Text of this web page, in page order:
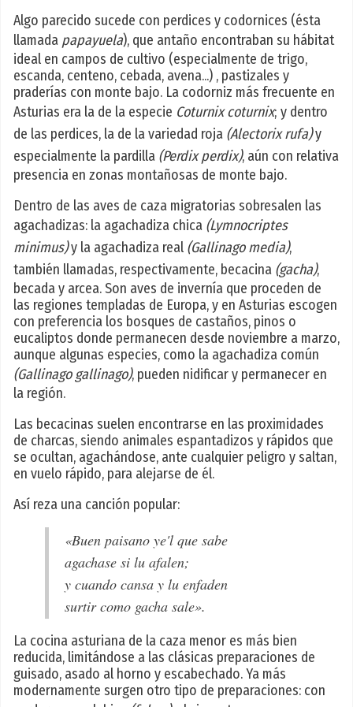
Algo parecido sucede con perdices y codornices (ésta
llamada papayuela), que antaño encontraban su hábitat
ideal en campos de cultivo (especialmente de trigo,
escanda, centeno, cebada, avena...) , pastizales y
praderías con monte bajo. La codorniz más frecuente en
Asturias era la de la especie Coturnix coturnix; y dentro
de las perdices, la de la variedad roja (Alectorix rufa)y
especialmente la pardilla (Perdix perdix), aún con relativa
presencia en zonas montañosas de monte bajo.
Dentro de las aves de caza migratorias sobresalen las
agachadizas: la agachadiza chica (Lymnocriptes
minimus)y la agachadiza real (Gallinago media),
también llamadas, respectivamente, becacina (gacha),
becada y arcea. Son aves de invernía que proceden de
las regiones templadas de Europa, y en Asturias escogen
con preferencia los bosques de castaños, pinos o
eucaliptos donde permanecen desde noviembre a marzo,
aunque algunas especies, como la agachadiza común
(Gallinago gallinago), pueden nidificar y permanecer en
la región.
Las becacinas suelen encontrarse en las proximidades
de charcas, siendo animales espantadizos y rápidos que
se ocultan, agachándose, ante cualquier peligro y saltan,
en vuelo rápido, para alejarse de él.
Así reza una canción popular:
«Buen paisano ye'l que sabe
agachase si lu afalen;
y cuando cansa y lu enfaden
surtir como gacha sale».
La cocina asturiana de la caza menor es más bien
reducida, limitándose a las clásicas preparaciones de
guisado, asado al horno y escabechado. Ya más
modernamente surgen otro tipo de preparaciones: con